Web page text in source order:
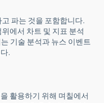
파는 것을 포함합니다.
에서 차트 및 지표 분석
기술 분석과 뉴스 이벤트
.
활용하기 위해 며칠에서